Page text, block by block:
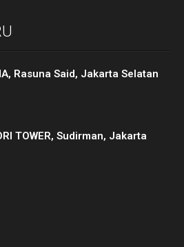
Rasuna Said, Jakarta Selatan
TOWER, Sudirman, Jakarta